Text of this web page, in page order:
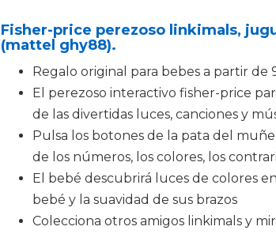
Fisher-price perezoso linkimals,
(mattel ghy88).
Regalo original para bebes a partir de
El perezoso interactivo fisher-price
de las divertidas luces, canciones y
Pulsa los botones de la pata del
de los números, los colores, los
El bebé descubrirá luces de colores
bebé y la suavidad de sus brazos
Colecciona otros amigos linkimals y